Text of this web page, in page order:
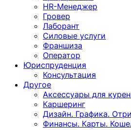
HR-Менеджер
Гровер
Лаборант
Силовые услуги
Франшиза
Оператор
Юриспруденция
Консультация
Другoе
Аксессуары для
Каршеринг
Дизайн. Графика.
Финансы. Карты.